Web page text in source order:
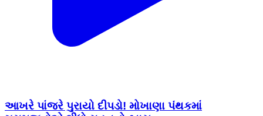
આખરે પાંજરે પુરાયો દીપડો! મોખાણા પંથકમાં